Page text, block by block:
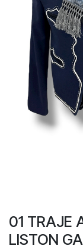
01 TRAJE
LISTON